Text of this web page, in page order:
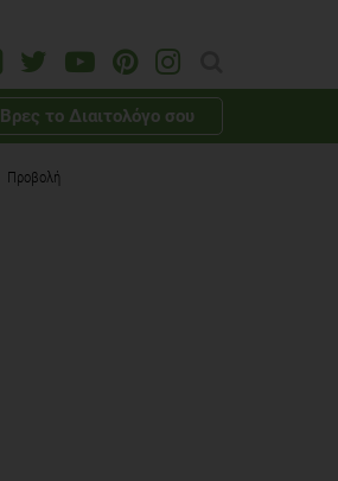
Βρες το Διαιτολόγο σου
Προβολή